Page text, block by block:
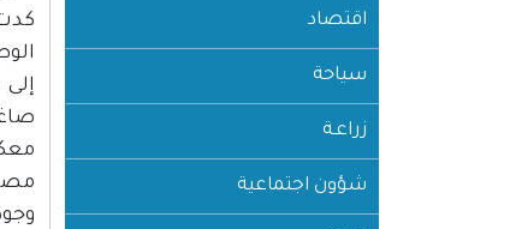
اقتصاد
سياحة
زراعـة
شؤون اجتماعية